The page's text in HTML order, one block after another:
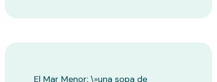
El Mar Menor: \»una sopa de